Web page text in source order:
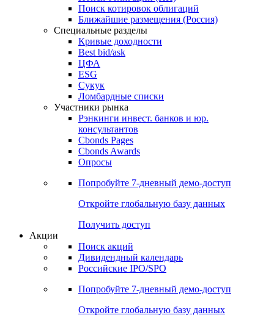
Облигации
Поиски
Поиск облигаций & Карты рынка
Поиск облигаций (ИИ)
Поиск котировок облигаций
Ближайшие размещения (Россия)
Специальные разделы
Кривые доходности
Best bid/ask
ЦФА
ESG
Сукук
Ломбардные списки
Участники рынка
Рэнкинги инвест. банков и юр.
Cbonds Pages
Опросы
Попробуйте7-дневный
Откройте глобальную базу данных
Получить доступ
Поиск акций
Российские IPO/SPO